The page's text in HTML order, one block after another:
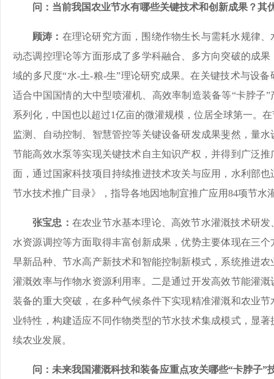
问：当前我国农业节水有哪些关键技术和创新成果？其
顾涛： 在理论研究方面，围绕作物生长与需耗水规律
动态调控理论等方面形成了多学科融合、多方向突破的成
域的多尺度“水-土-粮-生”理论研究成果。在关键技术与设
适合中国国情的大中型喷灌机、高效率制造装备等“卡脖子
系列化，中国也以超过1亿亩的微灌规模，位居全球第一。
监测、自动控制、智慧管控等关键设备研发成果斐然，量
节能高效水泵等实现关键技术自主知识产权，并得到广泛
面，通过国家科技项目持续推进技术攻关与应用，水利部
节水技术推广目录》，指导各地因地制宜推广应用84项节水
张宝忠： 在农业节水基本理论、高效节水灌溉技术研
水资源调控等方面取得丰富创新成果，优势主要体现在三
旱新品种、节水高产新技术和智能控制新模式，系统推进
灌溉效率与作物水资源利用率。二是通过开发高效节能灌
装备的重大突破，在多种气候条件下实现精准灌溉和农业
业特性，构建适应不同作物类型的节水技术集成模式，显
续农业发展。
问：未来我国灌溉科技和装备应重点攻关哪些“卡脖子”